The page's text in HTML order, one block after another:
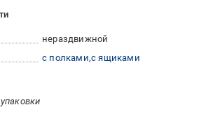
нераздвижной
с полками с ящиками